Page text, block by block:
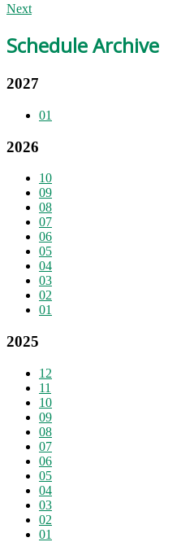
Next
Schedule Archive
2027
01
2026
10
09
08
07
06
05
04
03
02
01
2025
12
11
10
09
08
07
06
05
04
03
02
01